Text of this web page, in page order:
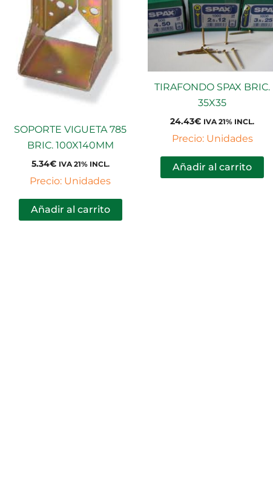
SOPORTE VIGUETA 785
BRIC. 100X140MM
5.34€ IVA 21% INCL.
Precio: Unidades
Añadir al carrito
TIRAFONDO SPAX BRIC.
35X35
24.43€ IVA 21% INCL.
Precio: Unidades
Añadir al carrito